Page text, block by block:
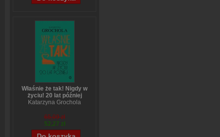
Właśnie że tak! Nigdy w
życiu! 20 lat później
Katarzyna Grochola
65,09 zł
52,27 zł